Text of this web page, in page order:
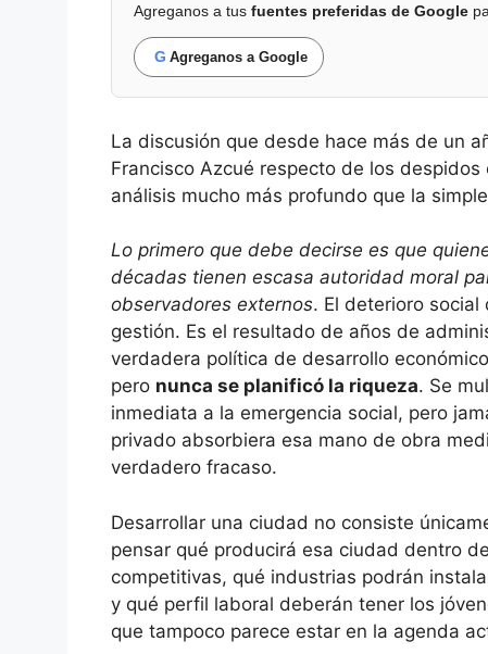
Agreganos a tus fuentes preferidas de Google
G Agreganos a Google
La discusión que desde hace más de un
Francisco Azcué respecto de los despidos
análisis mucho más profundo que la
Lo primero que debe decirse es que
décadas tienen escasa autoridad moral
observadores externos. El deterioro social
gestión. Es el resultado de años de
verdadera política de desarrollo
pero nunca se planificó la riqueza. Se
inmediata a la emergencia social, pero
privado absorbiera esa mano de obra
verdadero fracaso.
Desarrollar una ciudad no consiste
pensar qué producirá esa ciudad dentro
competitivas, qué industrias podrán
y qué perfil laboral deberán tener los
que tampoco parece estar en la agenda